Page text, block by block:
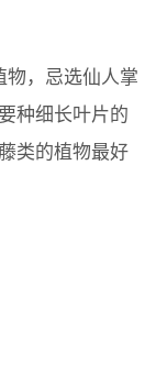
物，忌选仙人掌
种细长叶片的
类的植物最好